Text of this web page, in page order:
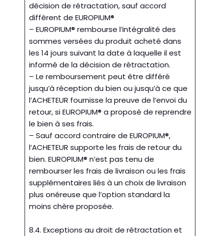
décision de rétractation, sauf accord
différent de EUROPIUM®
– EUROPIUM® rembourse l’intégralité des
sommes versées du produit acheté dans
les 14 jours suivant la date à laquelle il est
informé de la décision de rétractation.
– Le remboursement peut être différé
jusqu’à réception du bien ou jusqu’à ce que
l’ACHETEUR fournisse la preuve de l’envoi du
retour, si EUROPIUM® a proposé de reprendre
le bien à ses frais.
– Sauf accord contraire de EUROPIUM®,
l’ACHETEUR supporte les frais de retour du
bien. EUROPIUM® n’est pas tenu de
rembourser les frais de livraison ou les frais
supplémentaires liés à un choix de livraison
plus onéreuse que l’option standard la
moins chère proposée.
8.4. Exceptions au droit de rétractation et